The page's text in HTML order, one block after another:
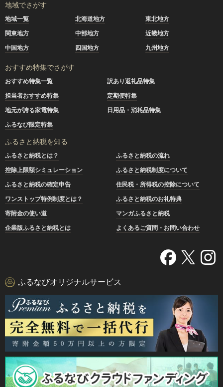
地域でさがす
地域一覧 北海道地方
東北地方
関東地方
中部地方
近畿地方
中国地方
四国地方 九州地方
おすすめ特集でさがす
おすすめ特集一覧
訳あり返礼品特集
担当者おすすめ特集
定期便特集
地元が誇る家電特集
日用品・消耗品特集
ふるなび限定特集
ふるさと納税を知る
ふるさと納税とは？
ふるさと納税の流れ
控除上限額シミュレーション
ふるさと納税制度について
ふるさと納税の確定申告
住民税・所得税の控除について
ワンストップ特例制度とは？
ふるさと納税のお礼特典
寄附金の使い道
マンガふるさと納税
企業版ふるさと納税とは
よくあるご質問・お問い合わせ
ふるなびオリジナルサービス